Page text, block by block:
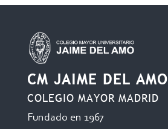
CM JAIME DEL AMO
COLEGIO MAYOR MADRID
Fundado en 1967